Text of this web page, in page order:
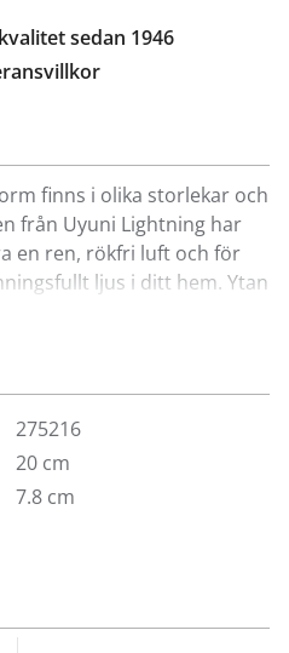
sedan 1946
finns i olika storlekar och
från Uyuni Lightning har
en ren, rökfri luft och för
ljus i ditt hem. Ytan
Uyunis ljus innehåller
som frisläpps från
nivåer av ljusstyrka
275216
20 cm
7.8 cm